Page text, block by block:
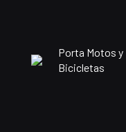
Porta Motos y
Bicicletas